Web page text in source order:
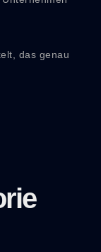
das genau